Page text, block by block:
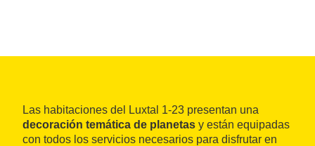
Las habitaciones del Luxtal 1-23 presentan una
decoración temática de planetas y están equipadas
con todos los servicios necesarios para disfrutar en